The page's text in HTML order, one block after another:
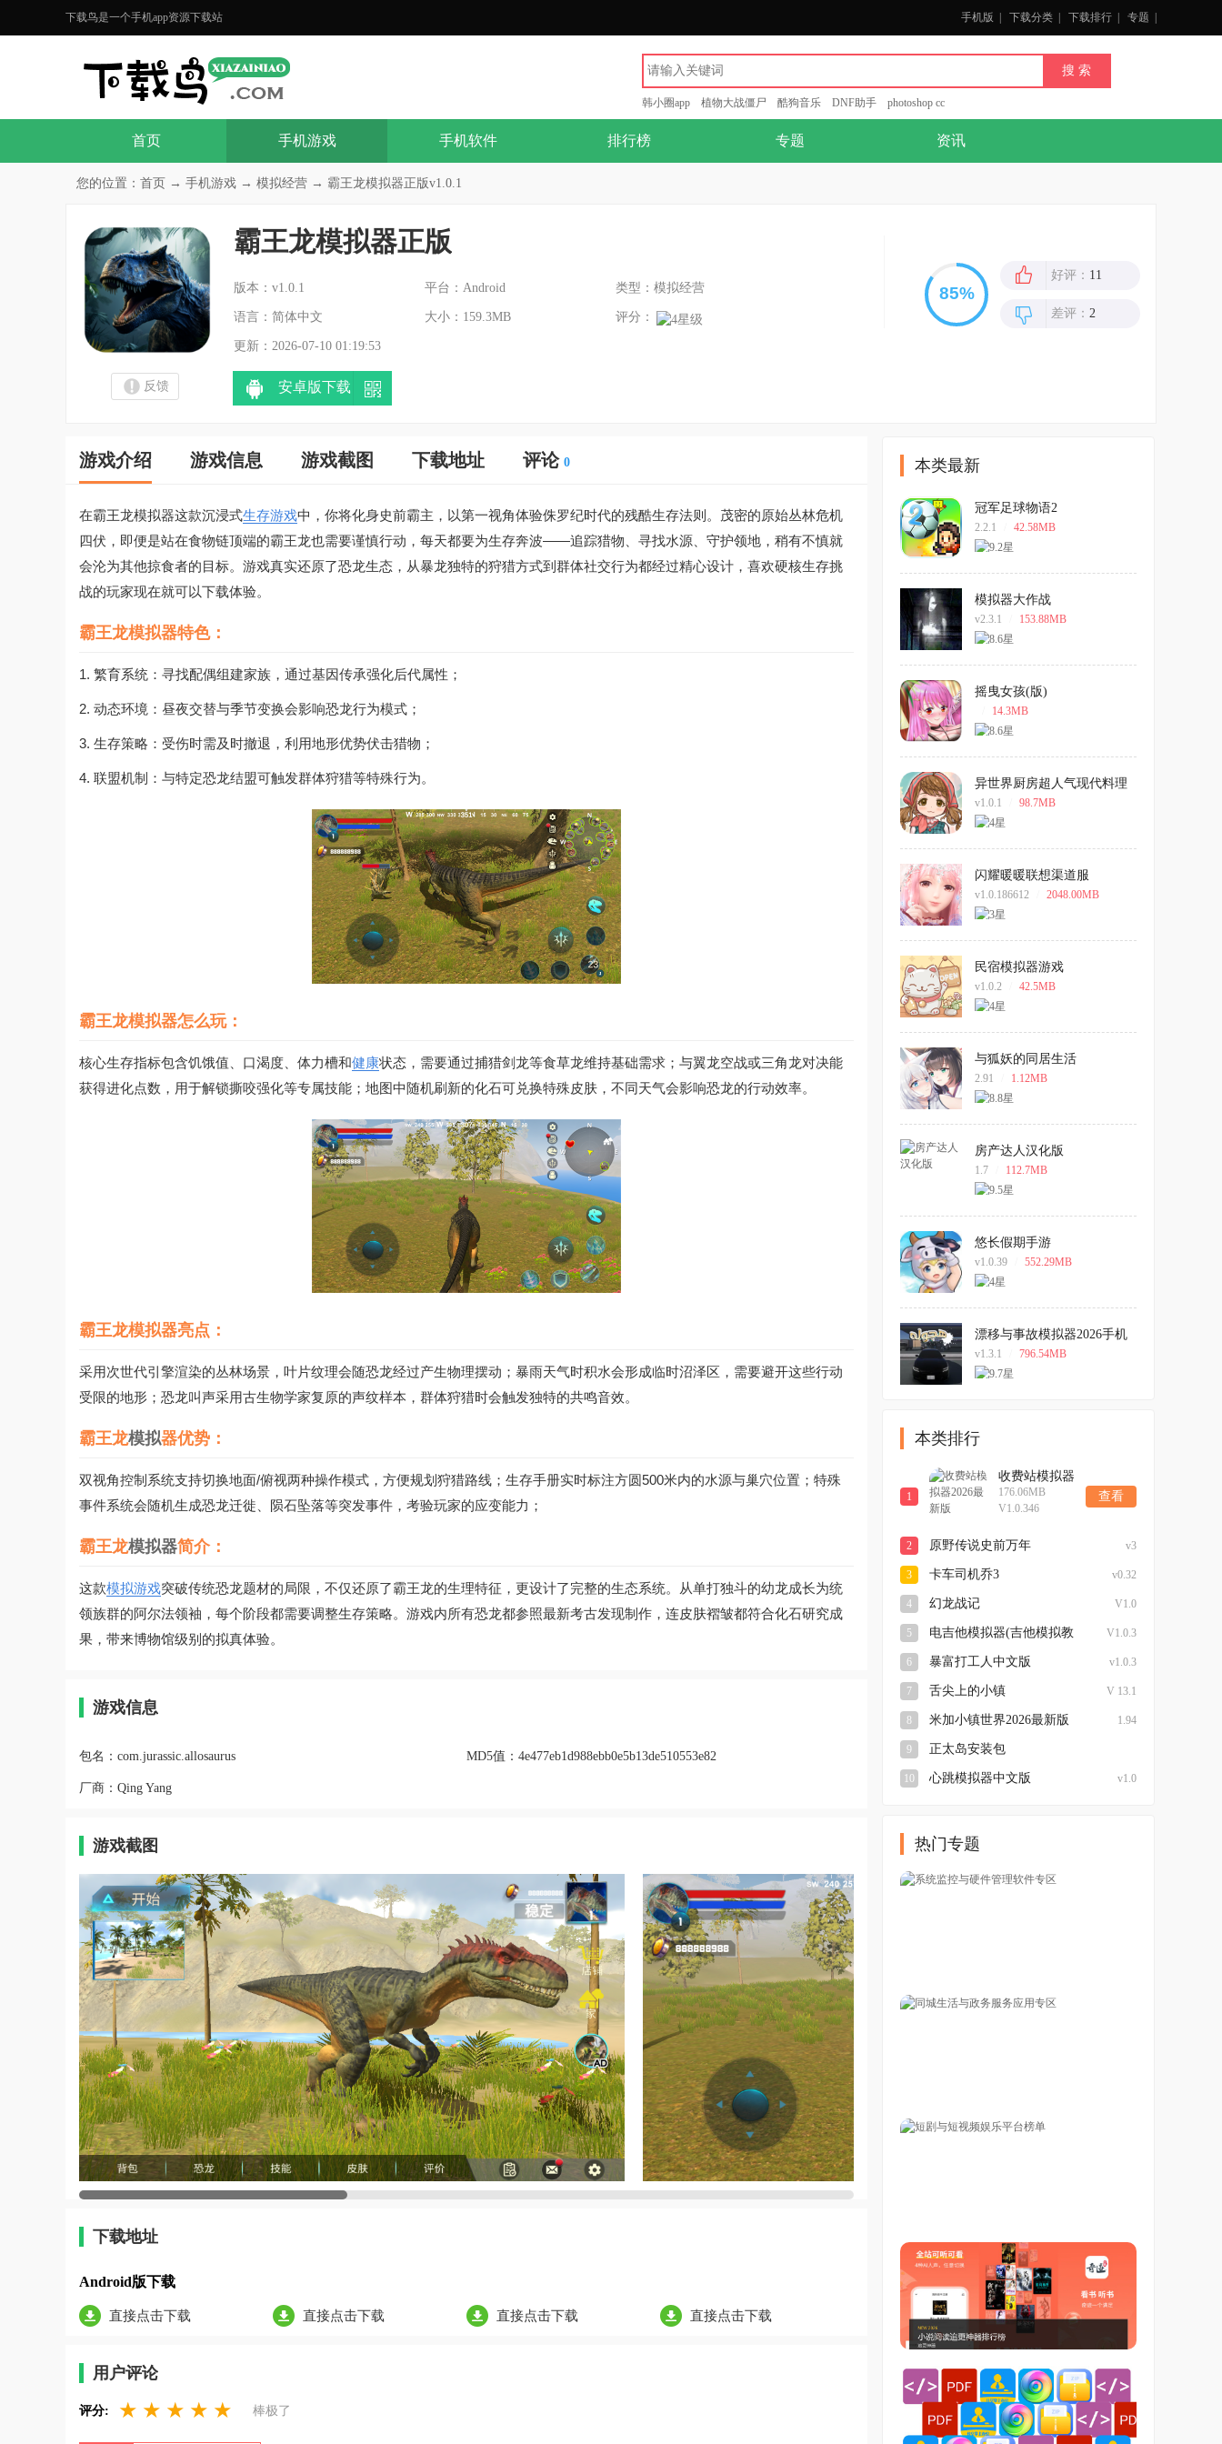
下载鸟是一个手机app资源下载站 手机版 下载分类 下载排行 专题
韩小圈app 植物大战僵尸 酷狗音乐 DNF助手 photoshop cc
首页 手机游戏 手机软件 排行榜 专题 资讯
您的位置： 首页 → 手机游戏 → 模拟经营 → 霸王龙模拟器正版v1.0.1
霸王龙模拟器正版
版本：v1.0.1 平台：Android 类型：模拟经营
语言：简体中文 大小：159.3MB 评分：
更新：2026-07-10 01:19:53
反馈 安卓版下载
好评： 11
差评： 2
游戏介绍 游戏信息 游戏截图 下载地址 评论 0
在霸王龙模拟器这款沉浸式生存游戏中，你将化身史前霸主，以第一视角体验侏罗纪时代的残酷生存法则。茂密的原始丛林危机
四伏，即便是站在食物链顶端的霸王龙也需要谨慎行动，每天都要为生存奔波——追踪猎物、寻找水源、守护领地，稍有不慎就
会沦为其他掠食者的目标。游戏真实还原了恐龙生态，从暴龙独特的狩猎方式到群体社交行为都经过精心设计，喜欢硬核生存挑
战的玩家现在就可以下载体验。
霸王龙模拟器特色：
1. 繁育系统：寻找配偶组建家族，通过基因传承强化后代属性；
2. 动态环境：昼夜交替与季节变换会影响恐龙行为模式；
3. 生存策略：受伤时需及时撤退，利用地形优势伏击猎物；
4. 联盟机制：与特定恐龙结盟可触发群体狩猎等特殊行为。
霸王龙模拟器怎么玩：
核心生存指标包含饥饿值、口渴度、体力槽和健康状态，需要通过捕猎剑龙等食草龙维持基础需求；与翼龙空战或三角龙对决能
获得进化点数，用于解锁撕咬强化等专属技能；地图中随机刷新的化石可兑换特殊皮肤，不同天气会影响恐龙的行动效率。
霸王龙模拟器亮点：
采用次世代引擎渲染的丛林场景，叶片纹理会随恐龙经过产生物理摆动；暴雨天气时积水会形成临时沼泽区，需要避开这些行动
受限的地形；恐龙叫声采用古生物学家复原的声纹样本，群体狩猎时会触发独特的共鸣音效。
霸王龙模拟器优势：
双视角控制系统支持切换地面/俯视两种操作模式，方便规划狩猎路线；生存手册实时标注方圆500米内的水源与巢穴位置；特殊
事件系统会随机生成恐龙迁徙、陨石坠落等突发事件，考验玩家的应变能力；
霸王龙模拟器简介：
这款模拟游戏突破传统恐龙题材的局限，不仅还原了霸王龙的生理特征，更设计了完整的生态系统。从单打独斗的幼龙成长为统
领族群的阿尔法领袖，每个阶段都需要调整生存策略。游戏内所有恐龙都参照最新考古发现制作，连皮肤褶皱都符合化石研究成
果，带来博物馆级别的拟真体验。
游戏信息
包名： com.jurassic.allosaurus MD5值： 4e477eb1d988ebb0e5b13de510553e82
厂商： Qing Yang
游戏截图
下载地址
Android版下载
直接点击下载 直接点击下载 直接点击下载 直接点击下载
用户评论
评分: ★ ★ ★ ★ ★ 棒极了
本类最新
冠军足球物语2
2.2.1 42.58MB
模拟器大作战
v2.3.1 153.88MB
摇曳女孩(版)
14.3MB
异世界厨房超人气现代料理
店游戏
v1.0.1 98.7MB
闪耀暖暖联想渠道服
v1.0.186612 2048.00MB
民宿模拟器游戏
v1.0.2 42.5MB
与狐妖的同居生活
2.91 1.12MB
房产达人汉化版
1.7 112.7MB
悠长假期手游
v1.0.39 552.29MB
漂移与事故模拟器2026手机
版
v1.3.1 796.54MB
本类排行
1
收费站模拟器
2026最新版
176.06MB
V1.0.346
查看
2 原野传说史前万年 v3
3 卡车司机乔3 v0.32
4 幻龙战记 V1.0
5
电吉他模拟器(吉他模拟教
V1.0.3
6 暴富打工人中文版 v1.0.3
7 舌尖上的小镇 V 13.1
8 米加小镇世界2026最新版 1.94
9 正太岛安装包
10
心跳模拟器中文版 v1.0
热门专题